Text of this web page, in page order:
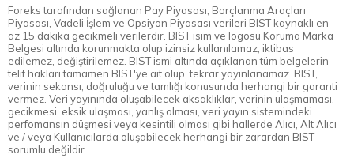
Foreks tarafından sağlanan Pay Piyasası, Borçlanma Araçları
Piyasası, Vadeli İşlem ve Opsiyon Piyasası verileri BIST kaynaklı en
az 15 dakika gecikmeli verilerdir. BIST isim ve logosu Koruma Marka
Belgesi altında korunmakta olup izinsiz kullanılamaz, iktibas
edilemez, değiştirilemez. BIST ismi altında açıklanan tüm belgelerin
telif hakları tamamen BIST'ye ait olup, tekrar yayınlanamaz. BIST,
verinin sekansı, doğruluğu ve tamlığı konusunda herhangi bir garanti
vermez. Veri yayınında oluşabilecek aksaklıklar, verinin ulaşmaması,
gecikmesi, eksik ulaşması, yanlış olması, veri yayın sistemindeki
perfomansın düşmesi veya kesintili olması gibi hallerde Alıcı, Alt Alıcı
ve / veya Kullanıcılarda oluşabilecek herhangi bir zarardan BIST
sorumlu değildir.